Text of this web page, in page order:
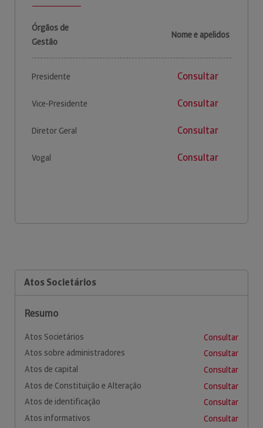
Órgãos de
Gestão
Nome e apelidos
Presidente Consultar
Vice-Presidente Consultar
Diretor Geral Consultar
Vogal Consultar
Atos Societários
Resumo
Atos Societários
Consultar
Atos sobre administradores
Consultar
Atos de capital
Consultar
Atos de Constituição e Alteração
Consultar
Atos de identificação
Consultar
Atos informativos
Consultar